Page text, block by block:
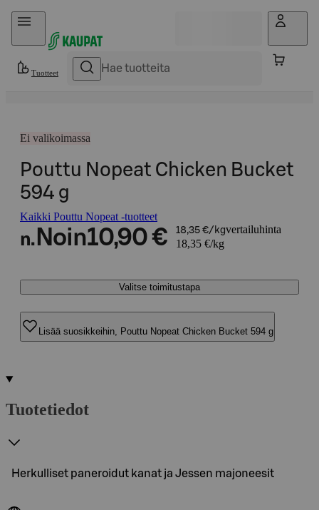
Hyppää sisältöön
Tuotteet
Ei valikoimassa
Pouttu Nopeat Chicken Bucket
594 g
Kaikki Pouttu Nopeat -tuotteet
n. Noin10,90 € 18,35 €/kgvertailuhinta
18,35 €/kg
Valitse toimitustapa
Lisää suosikkeihin, Pouttu Nopeat Chicken Bucket 594 g
Tuotetiedot
Herkulliset paneroidut kanat ja Jessen majoneesit